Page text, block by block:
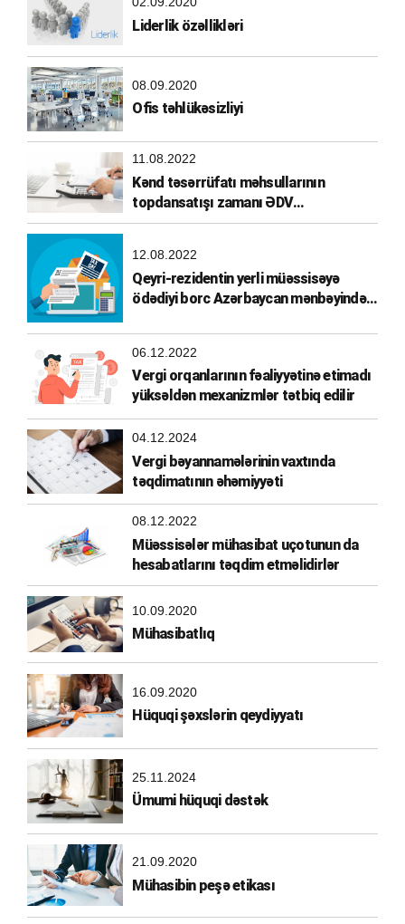
Liderlik özəllikləri
08.09.2020
Ofis təhlükəsizliyi
11.08.2022
Kənd təsərrüfatı məhsullarının
topdansatışı zamanı ƏDV
hesablanması
12.08.2022
Qeyri-rezidentin yerli müəssisəyə
ödədiyi borc Azərbaycan mənbəyindən
06.12.2022
Vergi orqanlarının fəaliyyətinə etimadı
yüksəldən mexanizmlər tətbiq edilir
04.12.2024
Vergi bəyannamələrinin vaxtında
təqdimatının əhəmiyyəti
08.12.2022
Müəssisələr mühasibat uçotunun da
hesabatlarını təqdim etməlidirlər
10.09.2020
Mühasibatlıq
16.09.2020
Hüquqi şəxslərin qeydiyyatı
25.11.2024
Ümumi hüquqi dəstək
21.09.2020
Mühasibin peşə etikası